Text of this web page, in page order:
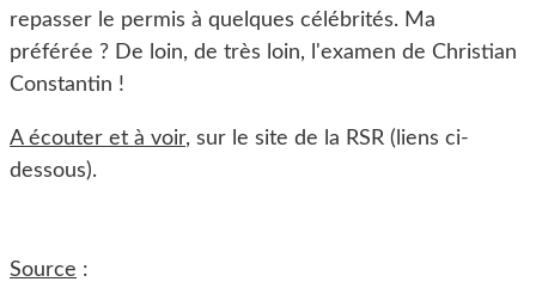
repasser le permis à quelques célébrités. Ma
préférée ? De loin, de très loin, l'examen de Christian
Constantin !
A écouter et à voir, sur le site de la RSR (liens ci-
dessous).
Source :